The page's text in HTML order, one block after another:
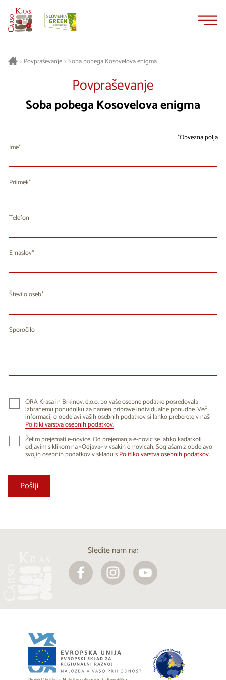
> Povpraševanje> Soba pobega Kosovelova enigma
Povpraševanje
Soba pobega Kosovelova enigma
Obvezna polja
Ime
Priimek
Telefon
E-naslov
Število oseb
Sporočilo
ORA Krasa in Brkinov, d.o.o. bo vaše osebne podatke posredovala
izbranemu ponudniku za namen priprave individualne ponudbe. Več
informacij o obdelavi vaših osebnih podatkov si lahko preberete v naši
Politiki varstva osebnih podatkov.
Želim prejemati e-novice. Od prejemanja e-novic se lahko kadarkoli
odjavim s klikom na »Odjava« v vsakih e-novicah. Soglašam z obdelavo
svojih osebnih podatkov v skladu sPolitiko varstva osebnih podatkov.
Sledite nam na: